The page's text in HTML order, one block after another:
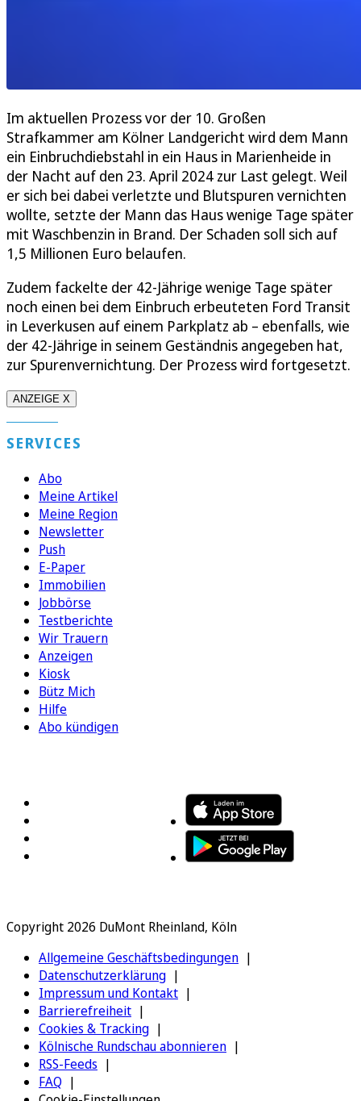
Im aktuellen Prozess vor der 10. Großen
Strafkammer am Kölner Landgericht wird dem Mann
ein Einbruchdiebstahl in ein Haus in Marienheide in
der Nacht auf den 23. April 2024 zur Last gelegt. Weil
er sich bei dabei verletzte und Blutspuren vernichten
wollte, setzte der Mann das Haus wenige Tage später
mit Waschbenzin in Brand. Der Schaden soll sich auf
1,5 Millionen Euro belaufen.
Zudem fackelte der 42-Jährige wenige Tage später
noch einen bei dem Einbruch erbeuteten Ford Transit
in Leverkusen auf einem Parkplatz ab – ebenfalls, wie
der 42-Jährige in seinem Geständnis angegeben hat,
zur Spurenvernichtung. Der Prozess wird fortgesetzt.
ANZEIGE X
SERVICES
Abo
Meine Artikel
Meine Region
Newsletter
Push
E-Paper
Immobilien
Jobbörse
Testberichte
Wir Trauern
Anzeigen
Kiosk
Bütz Mich
Hilfe
Abo kündigen
Copyright 2026 DuMont Rheinland, Köln
Allgemeine Geschäftsbedingungen
Datenschutzerklärung
Impressum und Kontakt
Barrierefreiheit
Cookies & Tracking
Kölnische Rundschau abonnieren
RSS-Feeds
FAQ